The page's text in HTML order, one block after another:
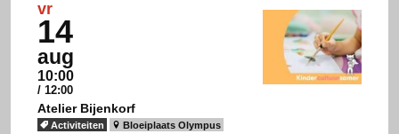
vr
14
aug
10:00
/ 12:00
Atelier Bijenkorf
Activiteiten Bloeiplaats Olympus